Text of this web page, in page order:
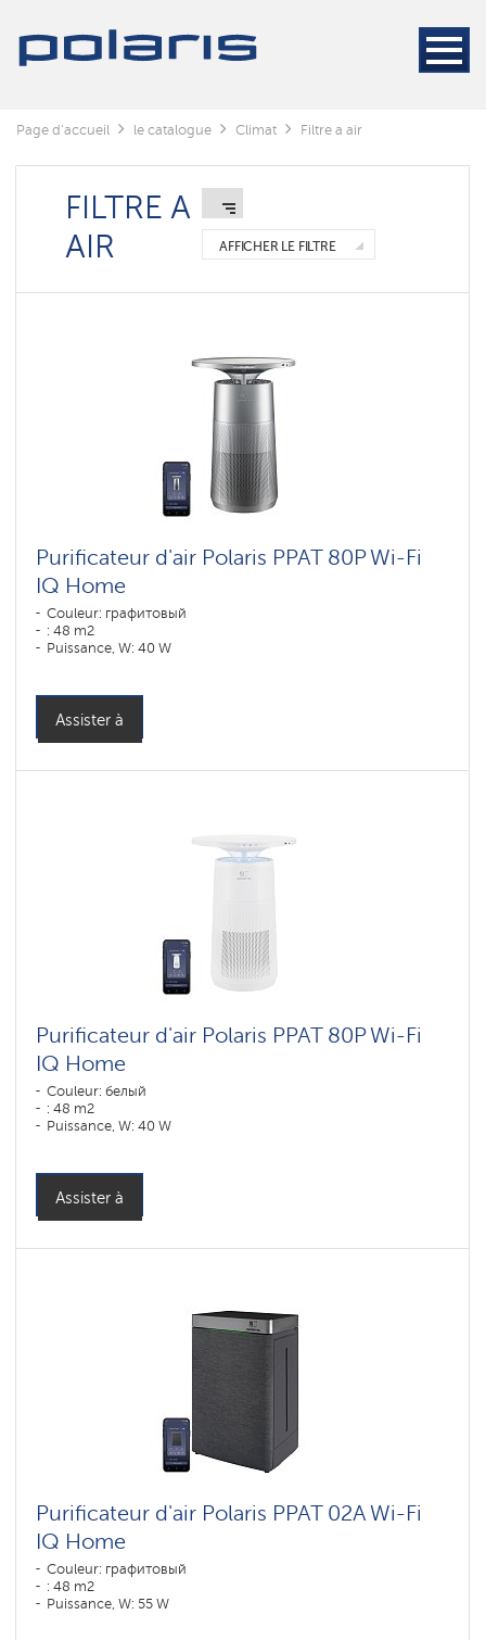
Page d'accueil le catalogue Climat Filtre a air
FILTRE A
AIR
AFFICHER LE FILTRE
Purificateur d'air Polaris PPAT 80P Wi-Fi
IQ Home
Couleur: графитовый
: 48 m2
Puissance, W: 40 W
Assister à
Purificateur d'air Polaris PPAT 80P Wi-Fi
IQ Home
Couleur: белый
: 48 m2
Puissance, W: 40 W
Assister à
Purificateur d'air Polaris PPAT 02A Wi-Fi
IQ Home
Couleur: графитовый
: 48 m2
Puissance, W: 55 W